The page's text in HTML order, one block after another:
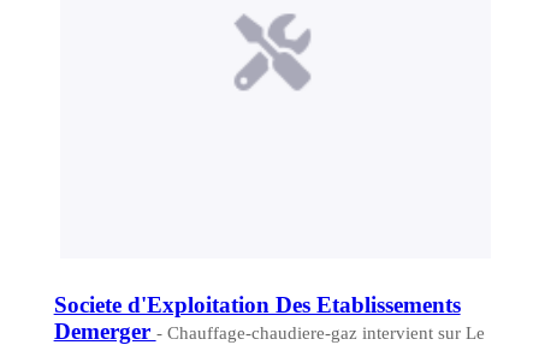
Societe d'Exploitation Des Etablissements
Demerger - Chauffage-chaudiere-gaz intervient sur Le